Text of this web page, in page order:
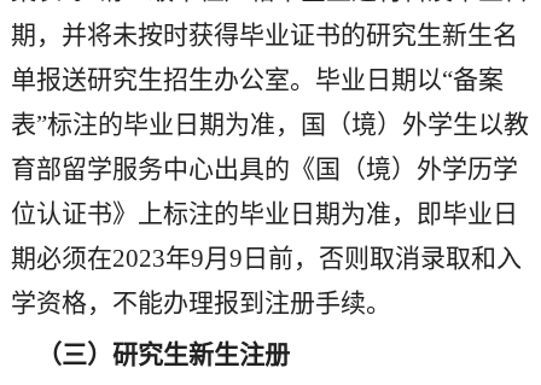
期，并将未按时获得毕业证书的研究生新生名
单报送研究生招生办公室。毕业日期以“备案
表”标注的毕业日期为准，国（境）外学生以教
育部留学服务中心出具的《国（境）外学历学
位认证书》上标注的毕业日期为准，即毕业日
期必须在2023年9月 9 日前，否则取消录取和入
学资格，不能办理报到注册手续。
（三） 研究生新生注册